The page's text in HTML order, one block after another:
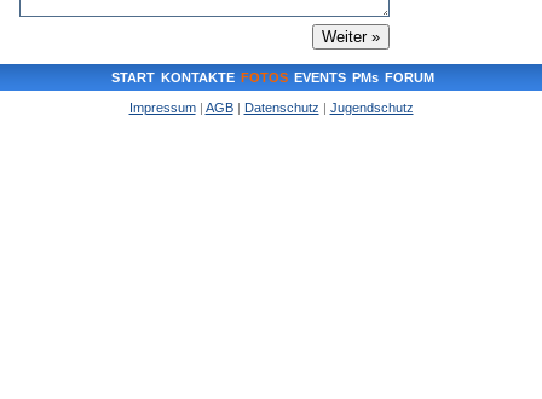
START KONTAKTE FOTOS EVENTS PMs FORUM
Impressum| AGB| Datenschutz | Jugendschutz